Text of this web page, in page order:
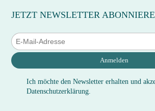
JETZT NEWSLETTER
Anmelden
Ich möchte den Newsletter erhalten und
Datenschutzerklärung.